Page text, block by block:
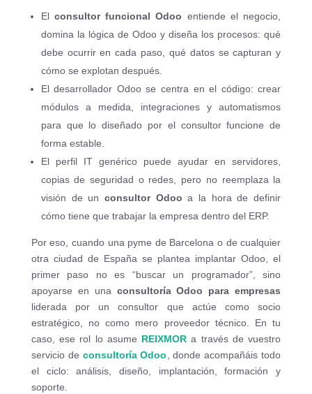
Elconsultor funcional Odoo entiende el negocio,
domina la lógica de Odoo y diseña los procesos: qué
debe ocurrir en cada paso, qué datos se capturan y
cómo se explotan después.
El desarrollador Odoo se centra en el código: crear
módulos a medida, integraciones y automatismos
para que lo diseñado por el consultor funcione de
forma estable.
El perfil IT genérico puede ayudar en servidores,
copias de seguridad o redes, pero no reemplaza la
visión de un consultor Odoo a la hora de definir
cómo tiene que trabajar la empresa dentro del ERP.
Por eso, cuando una pyme de Barcelona o de cualquier
otra ciudad de España se plantea implantar Odoo, el
primer paso no es “buscar un programador”, sino
apoyarse en una consultoría Odoo para empresas
liderada por un consultor que actúe como socio
estratégico, no como mero proveedor técnico. En tu
caso, ese rol lo asume REIXMOR a través de vuestro
servicio de consultoría Odoo, donde acompañáis todo
el ciclo: análisis, diseño, implantación, formación y
soporte.